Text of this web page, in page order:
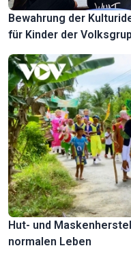
Bewahrung der
für Kinder der
Hut- und
normalen Leben